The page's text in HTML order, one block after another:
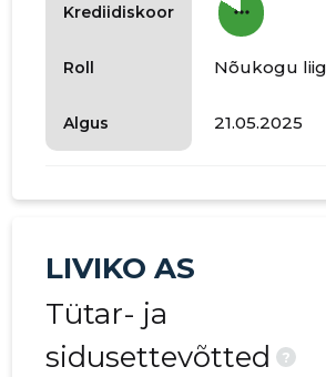
Krediidiskoor
Roll
Algus
more_horiz
Nõukogu
21.05.2025
LIVIKO AS
Tütar- ja
sidusettevõtted
?